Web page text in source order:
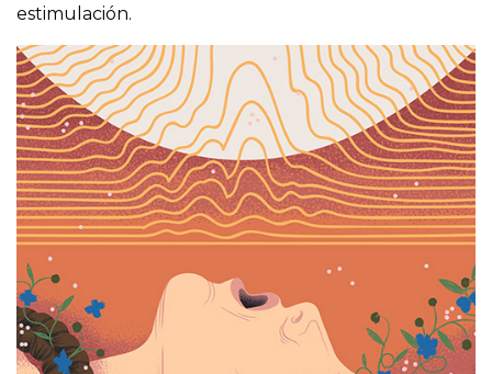
estimulación.